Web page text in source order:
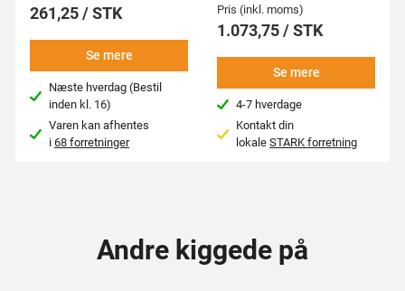
261,25 / STK
Se mere
Næste hverdag (Bestil
inden kl. 16)
Varen kan afhentes
i68 forretninger
Pris (inkl. moms)
1.073,75 / STK
Se mere
4-7 hverdage
Kontakt din
lokale STARK forretning
Andre kiggede på